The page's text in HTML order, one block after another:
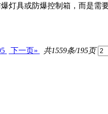
灯具或防爆控制箱，而是需
下一页» 共1559条/195页